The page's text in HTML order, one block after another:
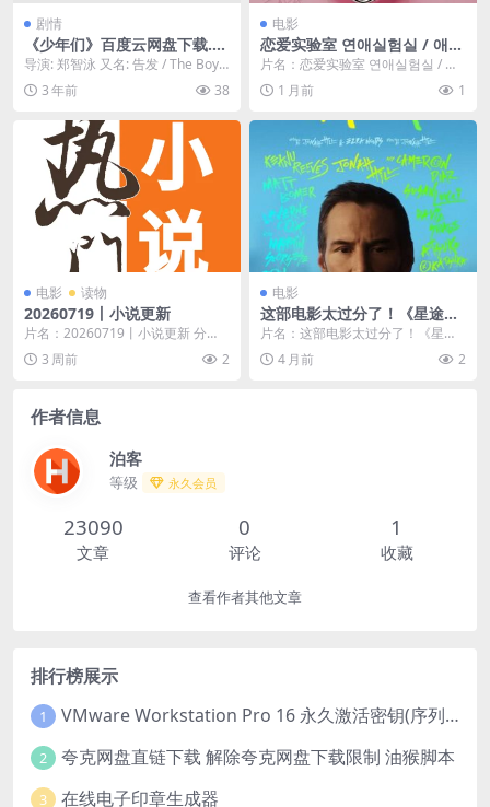
剧情
《少年们》百度云网盘下载.阿
里云盘.韩语中字.(2022)
导演: 郑智泳 又名: 告发 / The Boys
/ 全罗道少年杀人事件(台)...
3 年前 38
电影
恋爱实验室 연애실험실 / 애라
원 / The Love Lab
片名：恋爱实验室 연애실험실 / 애
라원 / The Love Lab 分类：电...
1 月前 1
电影 读物
20260719丨小说更新
片名：20260719丨小说更新 分
类：电影 年份：2026 详情介绍 夸
克网盘...
3 周前 2
电影
这部电影太过分了！《星途恶
果》2026美国惊悚悬疑电影全
片名：这部电影太过分了！《星途
恶果》2026美国惊悚悬疑电影全集
夸克网盘限时分...
4 月前 2
作者信息
泊客
等级 永久会员
23090
文章
0
评论
1
收藏
查看作者其他文章
排行榜展示
1 VMware Workstation Pro 16 永久激活密钥(序列号)
2 夸克网盘直链下载 解除夸克网盘下载限制 油猴脚本
3 在线电子印章生成器